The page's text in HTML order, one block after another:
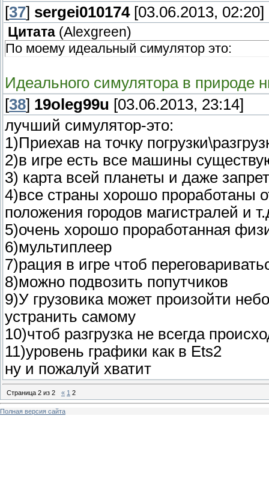
[37] sergei010174[03.06.2013, 02:20]
Цитата (Alexgreen)
По моему идеальный симулятор это:
Идеального симулятора в природе
[38] 19oleg99u [03.06.2013, 23:14]
лучший симулятор-это:
1)Приехав на точку
2)в игре есть все машины
3) карта всей планеты и даже
4)все страны хорошо проработаны
положения городов магистралей и
5)очень хорошо проработанная
6)мультиплеер
7)рация в игре чтоб
8)можно подвозить попутчиков
9)У грузовика может произойти
устранить самому
10)чтоб разгрузка не всегда
11)уровень графики как в Ets2
ну и пожалуй хватит
Страница 2 из 2 « 1 2
Полная версия сайта